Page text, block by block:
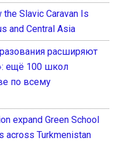
Slavic Caravan Is
and Central Asia
расширяют
ещё 100 школ
по всему
expand Green School
across Turkmenistan